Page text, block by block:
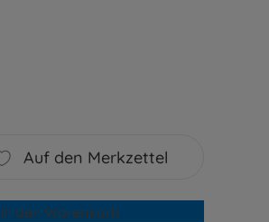
Auf den Merkzettel
In den Warenkorb